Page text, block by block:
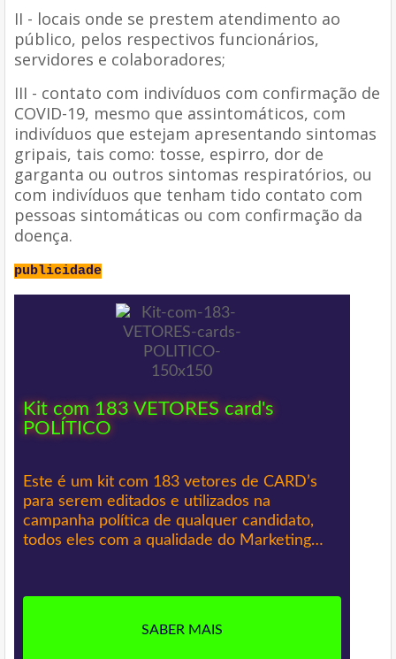
II - locais onde se prestem atendimento ao
público, pelos respectivos funcionários,
servidores e colaboradores;
III - contato com indivíduos com confirmação de
COVID-19, mesmo que assintomáticos, com
indivíduos que estejam apresentando sintomas
gripais, tais como: tosse, espirro, dor de
garganta ou outros sintomas respiratórios, ou
com indivíduos que tenham tido contato com
pessoas sintomáticas ou com confirmação da
doença.
publicidade
Kit com 183 VETORES card's
POLÍTICO
Este é um kit com 183 vetores de CARD’s
para serem editados e utilizados na
campanha política de qualquer candidato,
todos eles com a qualidade do Marketing…
SABER MAIS